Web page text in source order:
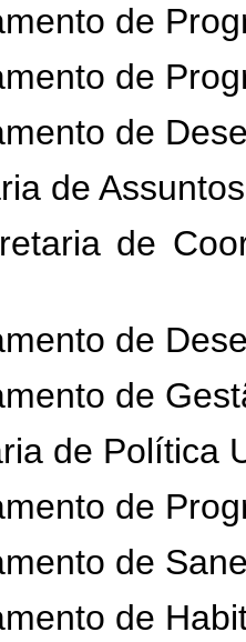
de
de
de
Assuntos
de
de
de
de Política
de
de
de